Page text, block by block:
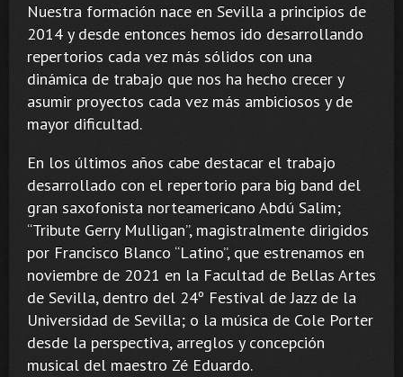
Nuestra formación nace en Sevilla a principios de
2014 y desde entonces hemos ido desarrollando
repertorios cada vez más sólidos con una
dinámica de trabajo que nos ha hecho crecer y
asumir proyectos cada vez más ambiciosos y de
mayor dificultad.
En los últimos años cabe destacar el trabajo
desarrollado con el repertorio para big band del
gran saxofonista norteamericano Abdú Salim;
“Tribute Gerry Mulligan”, magistralmente dirigidos
por Francisco Blanco “Latino”, que estrenamos en
noviembre de 2021 en la Facultad de Bellas Artes
de Sevilla, dentro del 24º Festival de Jazz de la
Universidad de Sevilla; o la música de Cole Porter
desde la perspectiva, arreglos y concepción
musical del maestro Zé Eduardo.